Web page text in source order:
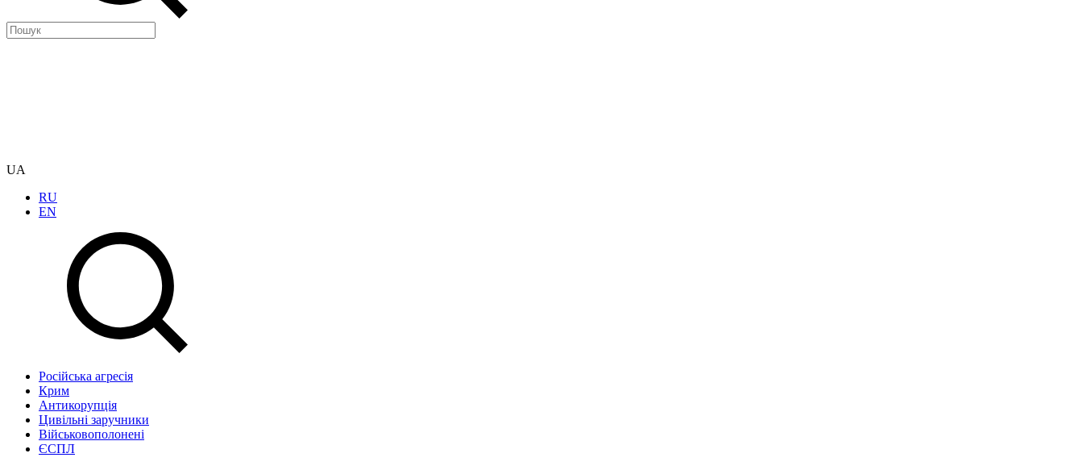
UA
RU
EN
Російська агресія
Крим
Антикорупція
Цивільні заручники
Військовополонені
ЄСПЛ